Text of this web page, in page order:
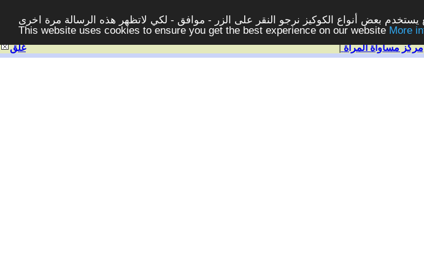
بعض أنواع الكوكيز نرجو النقر على الزر - موافق - لكي لاتظهر هذه الرسالة مرة اخرى -
This website uses cookies to ensure you get the best experience on our website
غلق | مركز مساواة المرأة